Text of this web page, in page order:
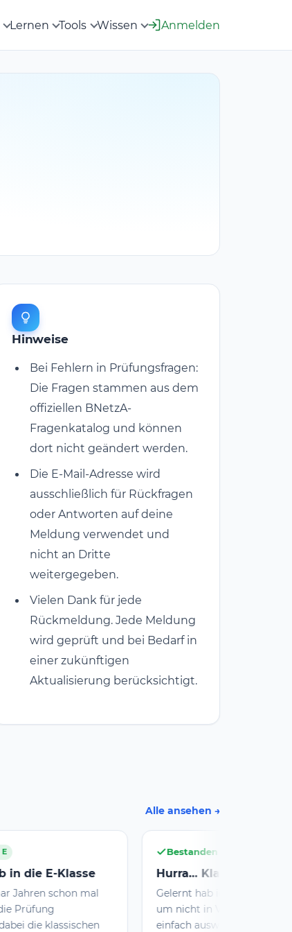
Lernen Tools Wissen Anmelden
Hinweise
Bei Fehlern in Prüfungsfragen:
Die Fragen stammen aus dem
offiziellen BNetzA-
Fragenkatalog und können
dort nicht geändert werden.
Die E-Mail-Adresse wird
ausschließlich für Rückfragen
oder Antworten auf deine
Meldung verwendet und
nicht an Dritte
weitergegeben.
Vielen Dank für jede
Rückmeldung. Jede Meldung
wird geprüft und bei Bedarf in
einer zukünftigen
Aktualisierung berücksichtigt.
Alle ansehen
Hurra… Klasse N erledigt.
Gelernt hab ich mit verschiedenen Apps
um nicht in Versuchung zu kommen
einfach auswendig zu lernen. Und 12db